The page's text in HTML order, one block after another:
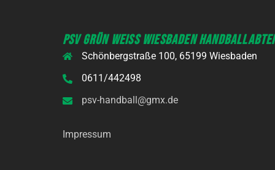
PSV GRÜN WEISS WIESBADEN
Schönbergstraße 100, 65199 Wiesbaden
0611/442498
psv-handball@gmx.de
Impressum